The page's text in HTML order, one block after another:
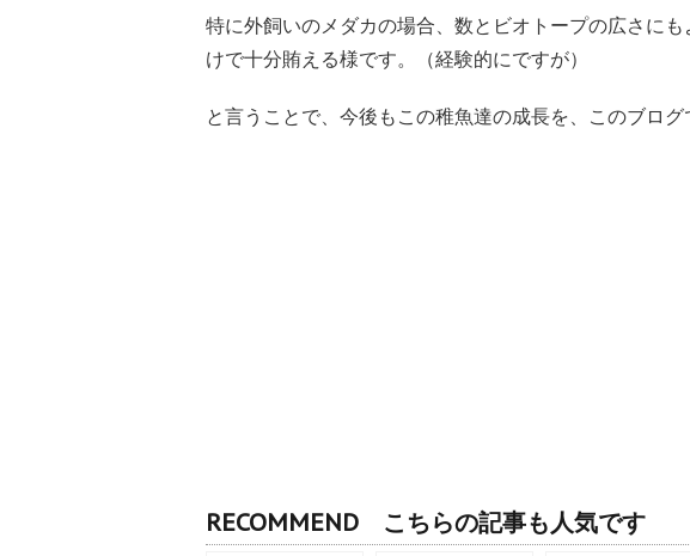
特に外飼いのメダカの場合、数とビオトープの広さに
けで十分賄える様です。（経験的にですが）
と言うことで、今後もこの稚魚達の成長を、このブログ
RECOMMEND こちらの記事も人気です